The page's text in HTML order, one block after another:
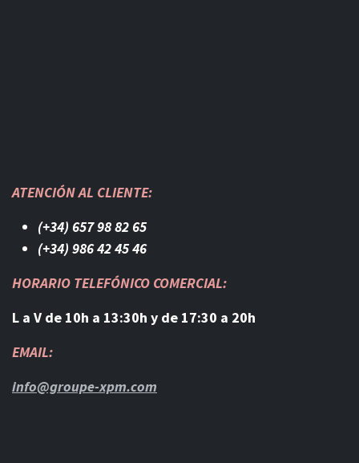
ATENCIÓN AL CLIENTE:
(+34) 657 98 82 65
(+34) 986 42 45 46​
HORARIO TELEFÓNICO COMERCIAL:
L a V de 10h a 13:30h y de 17:30 a 20h
EMAIL:
info@groupe-xpm.com